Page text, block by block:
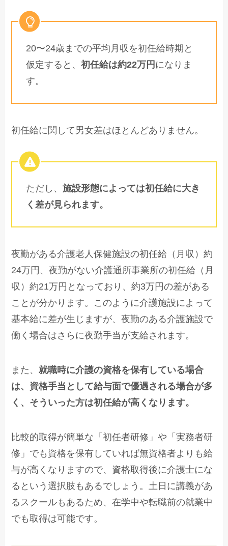
20〜24歳までの平均月収を初任給時期と
仮定すると、初任給は約22万円 になりま
す。
初任給に関して男女差はほとんどありません。
ただし、施設形態によっては初任給に大き
く差が見られます。
夜勤がある介護老人保健施設の初任給（月収）約
24万円、夜勤がない介護通所事業所の初任給（月
収）約21万円となっており、約3万円の差がある
ことが分かります。このように介護施設によって
基本給に差が生じますが、夜勤のある介護施設で
働く場合はさらに夜勤手当が支給されます。
また、就職時に介護の資格を保有している場合
は、資格手当として給与面で優遇される場合が多
く、そういった方は初任給が高くなります。
比較的取得が簡単な「初任者研修」や「実務者研
修」でも資格を保有していれば無資格者よりも給
与が高くなりますので、資格取得後に介護士にな
るという選択肢もあるでしょう。土日に講義があ
るスクールもあるため、在学中や転職前の就業中
でも取得は可能です。